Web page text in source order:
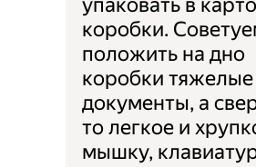
упаковать в
коробки.
положить на дно
коробки
документы, а
то легкое и
мышку,